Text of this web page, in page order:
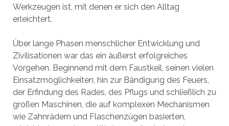
Werkzeugen ist, mit denen er sich den Alltag
erleichtert.
Über lange Phasen menschlicher Entwicklung und
Zivilisationen war das ein äußerst erfolgreiches
Vorgehen. Beginnend mit dem Faustkeil, seinen vielen
Einsatzmöglichkeiten, hin zur Bändigung des Feuers,
der Erfindung des Rades, des Pflugs und schließlich zu
großen Maschinen, die auf komplexen Mechanismen
wie Zahnrädern und Flaschenzügen basierten,